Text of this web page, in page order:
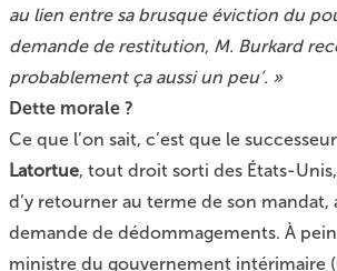
au lien entre sa brusque éviction du
demande de restitution, M. Burkard
probablement ça aussi un peu’. »
Dette morale ?
Ce que l’on sait, c’est que le
Latortue, tout droit sorti des États-
d’y retourner au terme de son
demande de dédommagements. À
ministre du gouvernement intérimaire